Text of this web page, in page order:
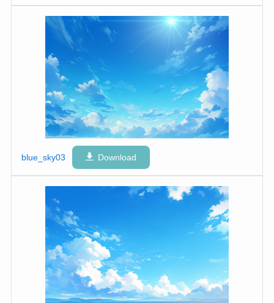
blue_sky03 Download